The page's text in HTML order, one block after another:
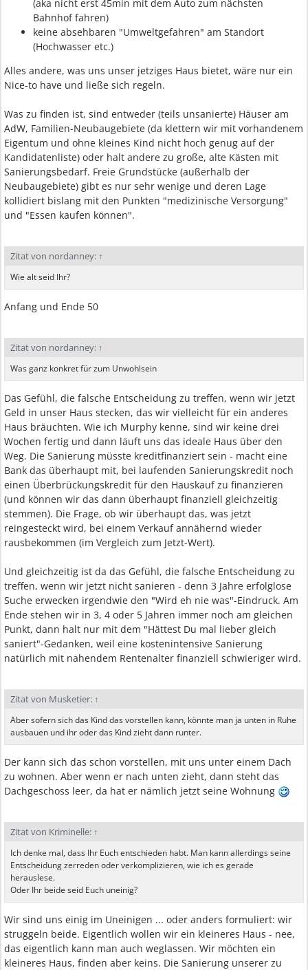
(aka nicht erst 45min mit dem Auto zum nächsten
Bahnhof fahren)
keine absehbaren "Umweltgefahren" am Standort
(Hochwasser etc.)
Alles andere, was uns unser jetziges Haus bietet, wäre nur ein
Nice-to have und ließe sich regeln.
Was zu finden ist, sind entweder (teils unsanierte) Häuser am
AdW, Familien-Neubaugebiete (da klettern wir mit vorhandenem
Eigentum und ohne kleines Kind nicht hoch genug auf der
Kandidatenliste) oder halt andere zu große, alte Kästen mit
Sanierungsbedarf. Freie Grundstücke (außerhalb der
Neubaugebiete) gibt es nur sehr wenige und deren Lage
kollidiert bislang mit den Punkten "medizinische Versorgung"
und "Essen kaufen können".
Zitat von nordanney: ↑
Wie alt seid Ihr?
Anfang und Ende 50
Zitat von nordanney: ↑
Was ganz konkret für zum Unwohlsein
Das Gefühl, die falsche Entscheidung zu treffen, wenn wir jetzt
Geld in unser Haus stecken, das wir vielleicht für ein anderes
Haus bräuchten. Wie ich Murphy kenne, sind wir keine drei
Wochen fertig und dann läuft uns das ideale Haus über den
Weg. Die Sanierung müsste kreditfinanziert sein - macht eine
Bank das überhaupt mit, bei laufenden Sanierungskredit noch
einen Überbrückungskredit für den Hauskauf zu finanzieren
(und können wir das dann überhaupt finanziell gleichzeitig
stemmen). Die Frage, ob wir überhaupt das, was jetzt
reingesteckt wird, bei einem Verkauf annähernd wieder
rausbekommen (im Vergleich zum Jetzt-Wert).
Und gleichzeitig ist da das Gefühl, die falsche Entscheidung zu
treffen, wenn wir jetzt nicht sanieren - denn 3 Jahre erfolglose
Suche erwecken irgendwie den "Wird eh nie was"-Eindruck. Am
Ende stehen wir in 3, 4 oder 5 Jahren immer noch am gleichen
Punkt, dann halt nur mit dem "Hättest Du mal lieber gleich
saniert"-Gedanken, weil eine kostenintensive Sanierung
natürlich mit nahendem Rentenalter finanziell schwieriger wird.
Zitat von Musketier: ↑
Aber sofern sich das Kind das vorstellen kann, könnte man ja unten in Ruhe
ausbauen und ihr oder das Kind zieht dann runter.
Der kann sich das schon vorstellen, mit uns unter einem Dach
zu wohnen. Aber wenn er nach unten zieht, dann steht das
Dachgeschoss leer, da hat er nämlich jetzt seine Wohnung
Zitat von Kriminelle: ↑
Ich denke mal, dass Ihr Euch entschieden habt. Man kann allerdings seine
Entscheidung zerreden oder verkomplizieren, wie ich es gerade
herauslese.
Oder Ihr beide seid Euch uneinig?
Wir sind uns einig im Uneinigen ... oder anders formuliert: wir
struggeln beide. Eigentlich wollen wir ein kleineres Haus - nee,
das eigentlich kann man auch weglassen. Wir möchten ein
kleineres Haus, finden aber keins. Die Sanierung unserer zu